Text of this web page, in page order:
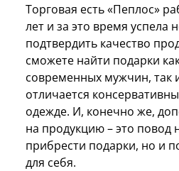
Торговая есть «Пеплос»
лет и за это время успела
подтвердить качество
сможете найти подарки
современных мужчин, так
отличается
одежде. И, конечно же,
на продукцию – это повод
прибрести подарки, но и
для себя.